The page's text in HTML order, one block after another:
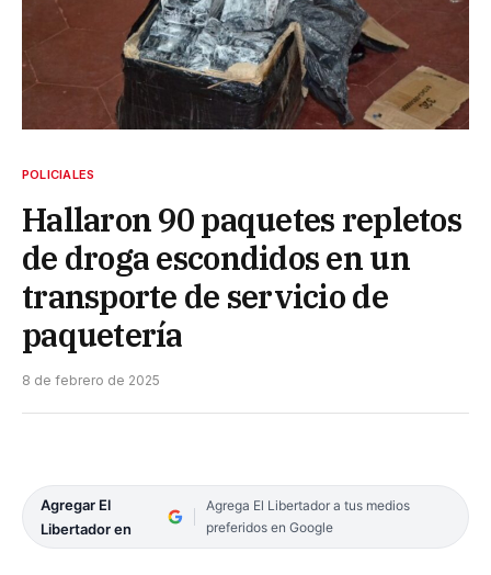
POLICIALES
Hallaron 90 paquetes repletos
de droga escondidos en un
transporte de servicio de
paquetería
8 de febrero de 2025
Agregar El
Libertador en
Agrega El Libertador a tus medios
preferidos en Google